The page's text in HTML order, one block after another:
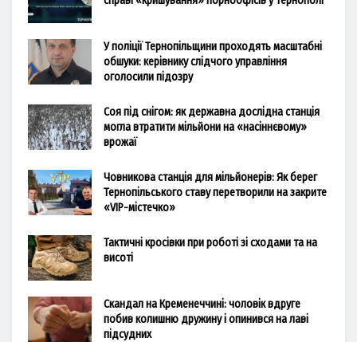
У поліції Тернопільщини проходять масштабні
обшуки: керівнику слідчого управління
оголосили підозру
Соя під снігом: як державна дослідна станція
могла втратити мільйони на «насіннєвому»
врожаї
Човникова станція для мільйонерів: Як берег
Тернопільського ставу перетворили на закрите
«VIP-містечко»
Тактичні кросівки при роботі зі сходами та на
висоті
Скандал на Кременеччині: чоловік вдруге
побив колишню дружину і опинився на лаві
підсудних